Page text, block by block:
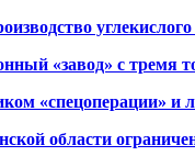
углекислого
«завод» с тремя
«спецоперации»
области